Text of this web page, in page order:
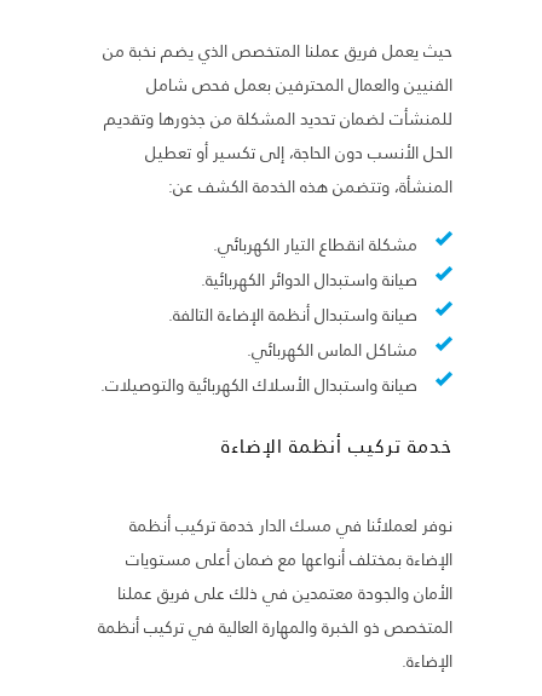
حيث يعمل فريق عملنا المتخصص الذي يضم نخبة من
الفنيين والعمال المحترفين بعمل فحص شامل
للمنشأت لضمان تحديد المشكلة من جذورها وتقديم
الحل الأنسب دون الحاجة، إلى تكسير أو تعطيل
المنشأة، وتتضمن هذه الخدمة الكشف عن:
مشكلة انقطاع التيار الكهربائي.
صيانة واستبدال الدوائر الكهربائية.
صيانة واستبدال أنظمة الإضاءة التالفة.
مشاكل الماس الكهربائي.
صيانة واستبدال الأسلاك الكهربائية والتوصيلات.
خدمة تركيب أنظمة الإضاءة
نوفر لعملائنا في مسك الدار خدمة تركيب أنظمة
الإضاءة بمختلف أنواعها مع ضمان أعلى مستويات
الأمان والجودة معتمدين في ذلك على فريق عملنا
المتخصص ذو الخبرة والمهارة العالية في تركيب أنظمة
الإضاءة.